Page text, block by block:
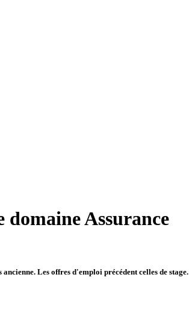
domaine Assurance
Les offres d'emploi précédent celles de stage.